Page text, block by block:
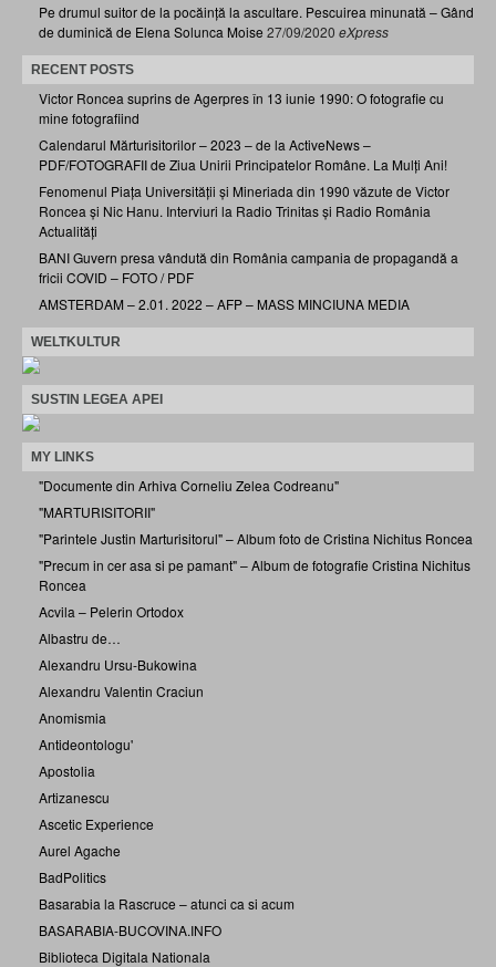
Pe drumul suitor de la pocăință la ascultare. Pescuirea minunată – Gând
de duminică de Elena Solunca Moise 27/09/2020 eXpress
RECENT POSTS
Victor Roncea suprins de Agerpres în 13 iunie 1990: O fotografie cu
mine fotografiind
Calendarul Mărturisitorilor – 2023 – de la ActiveNews –
PDF/FOTOGRAFII de Ziua Unirii Principatelor Române. La Mulți Ani!
Fenomenul Piața Universității și Mineriada din 1990 văzute de Victor
Roncea și Nic Hanu. Interviuri la Radio Trinitas și Radio România
Actualități
BANI Guvern presa vândută din România campania de propagandă a
fricii COVID – FOTO / PDF
AMSTERDAM – 2.01. 2022 – AFP – MASS MINCIUNA MEDIA
WELTKULTUR
SUSTIN LEGEA APEI
MY LINKS
"Documente din Arhiva Corneliu Zelea Codreanu"
"MARTURISITORII"
"Parintele Justin Marturisitorul" – Album foto de Cristina Nichitus Roncea
"Precum in cer asa si pe pamant" – Album de fotografie Cristina Nichitus
Roncea
Acvila – Pelerin Ortodox
Albastru de…
Alexandru Ursu-Bukowina
Alexandru Valentin Craciun
Anomismia
Antideontologu'
Apostolia
Artizanescu
Ascetic Experience
Aurel Agache
BadPolitics
Basarabia la Rascruce – atunci ca si acum
BASARABIA-BUCOVINA.INFO
Biblioteca Digitala Nationala